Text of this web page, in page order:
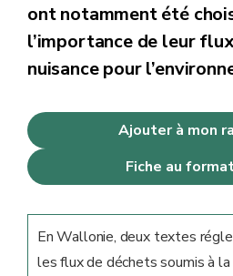
ont notamment été
l’importance de leur
nuisance pour
Ajouter à mon
Fiche au
En Wallonie, deux textes
les flux de déchets soumis à